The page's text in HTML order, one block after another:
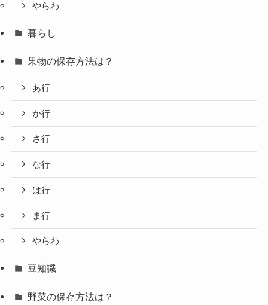
やらわ
暮らし
果物の保存方法は？
あ行
か行
さ行
な行
は行
ま行
やらわ
豆知識
野菜の保存方法は？